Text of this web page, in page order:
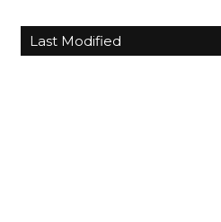
Last Modified